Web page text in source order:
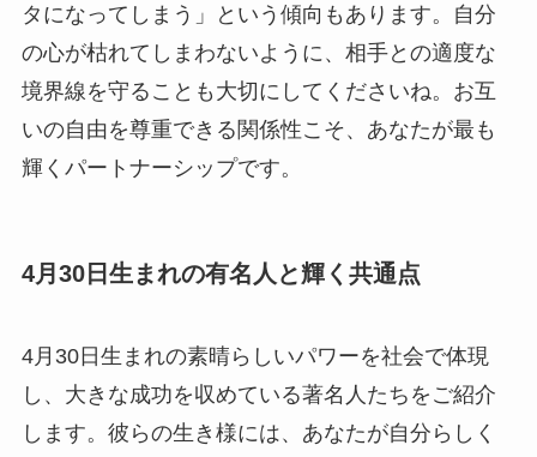
タになってしまう」という傾向もあります。自分
の心が枯れてしまわないように、相手との適度な
境界線を守ることも大切にしてくださいね。お互
いの自由を尊重できる関係性こそ、あなたが最も
輝くパートナーシップです。
4月30日生まれの有名人と輝く共通点
4月30日生まれの素晴らしいパワーを社会で体現
し、大きな成功を収めている著名人たちをご紹介
します。彼らの生き様には、あなたが自分らしく